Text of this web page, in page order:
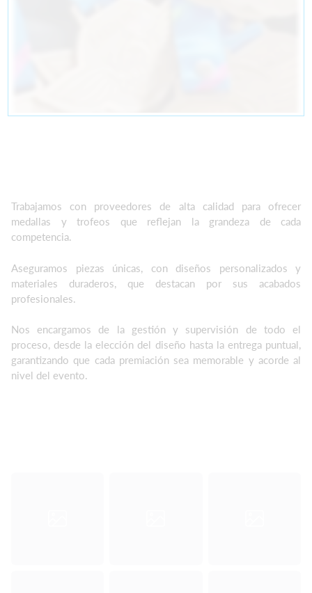
Trabajamos con proveedores de alta calidad para ofrecer
medallas y trofeos que reflejan la grandeza de cada
competencia.
Aseguramos piezas únicas, con diseños personalizados y
materiales duraderos, que destacan por sus acabados
profesionales.
Nos encargamos de la gestión y supervisión de todo el
proceso, desde la elección del diseño hasta la entrega puntual,
garantizando que cada premiación sea memorable y acorde al
nivel del evento.